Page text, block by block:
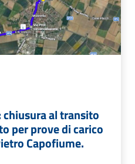
al transito
per prove di carico
Capofiume.